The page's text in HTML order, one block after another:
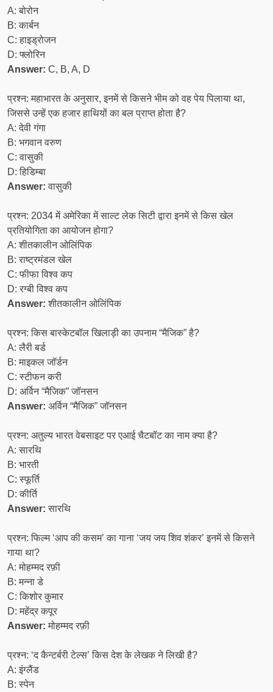
A: बोरोन
B: कार्बन
C: हाइड्रोजन
D: फ्लोरिन
Answer: C, B, A, D
प्रश्न: महाभारत के अनुसार, इनमें से किसने भीम को वह पेय पिलाया था,
जिससे उन्हें एक हजार हाथियों का बल प्राप्त होता है?
A: देवी गंगा
B: भगवान वरुण
C: वासुकी
D: हिडिम्बा
Answer: वासुकी
प्रश्न: 2034 में अमेरिका में साल्ट लेक सिटी द्वारा इनमें से किस खेल
प्रतियोगिता का आयोजन होगा?
A: शीतकालीन ओलिंपिक
B: राष्ट्रमंडल खेल
C: फीफा विश्व कप
D: रग्बी विश्व कप
Answer: शीतकालीन ओलिंपिक
प्रश्न: किस बास्केटबॉल खिलाड़ी का उपनाम “मैजिक” है?
A: लैरी बर्ड
B: माइकल जॉर्डन
C: स्टीफन करी
D: अर्विन “मैजिक” जॉनसन
Answer: अर्विन “मैजिक” जॉनसन
प्रश्न: अतुल्य भारत वेबसाइट पर एआई चैटबॉट का नाम क्या है?
A: सारथि
B: भारती
C: स्फूर्ति
D: कीर्ति
Answer: सारथि
प्रश्न: फिल्म ‘आप की कसम’ का गाना ‘जय जय शिव शंकर’ इनमें से किसने
गाया था?
A: मोहम्मद रफ़ी
B: मन्ना डे
C: किशोर कुमार
D: महेंद्र कपूर
Answer: मोहम्मद रफ़ी
प्रश्न: ‘द कैन्टर्बरी टेल्स’ किस देश के लेखक ने लिखी है?
A: इंग्लैंड
B: स्पेन